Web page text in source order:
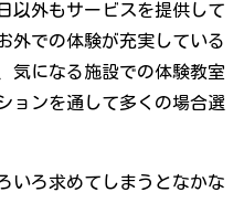
以外もサービスを提供して
外での体験が充実している
気になる施設での体験教室
ョンを通して多くの場合選
いろ求めてしまうとなかな